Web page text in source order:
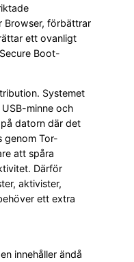
Browser, förbättrar
ett ovanligt
Boot-
Systemet
minne och
datorn där det
genom Tor-
att spåra
Därför
aktivister,
ett extra
innehåller ändå